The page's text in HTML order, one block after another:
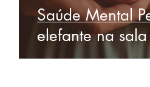
Saúde Mental
elefante na sala